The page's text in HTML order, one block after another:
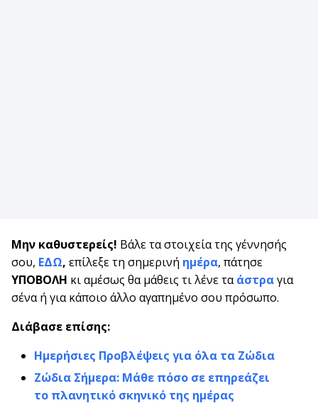
Μην καθυστερείς! Βάλε τα στοιχεία της γέννησής
σου, ΕΔΩ, επίλεξε τη σημερινή ημέρα, πάτησε
ΥΠΟΒΟΛΗ κι αμέσως θα μάθεις τι λένε ταάστραγια
σένα ή για κάποιο άλλο αγαπημένο σου πρόσωπο.
Διάβασε επίσης:
Ημερήσιες Προβλέψεις για όλα τα Ζώδια
Ζώδια Σήμερα: Μάθε πόσο σε επηρεάζει
το πλανητικό σκηνικό της ημέρας